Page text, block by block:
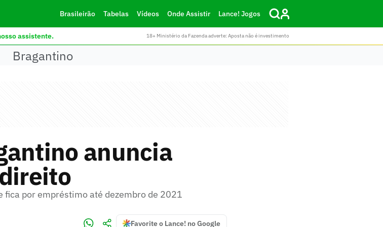
Brasileirão Tabelas Vídeos Onde Assistir Lance! Jogos
assistente. 18+ Ministério da Fazenda adverte: Aposta não é investimento
Bragantino
anuncia
fica por empréstimo até dezembro de 2021
Favorite o Lance! no Google